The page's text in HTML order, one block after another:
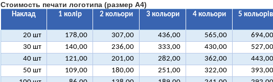
Стоимость печати логотипа (размер A4)
Наклад 1 колір 2 кольори 3 кольори 4 кольори 5 кольорів
20 шт 178,00 307,00 436,00 565,00
694,00
30 шт
140,00 236,00 333,00 430,00
527,00
40 шт
121,00 201,00 282,00 362,00
443,00
50 шт
109,00 180,00 251,00 322,00
393,00